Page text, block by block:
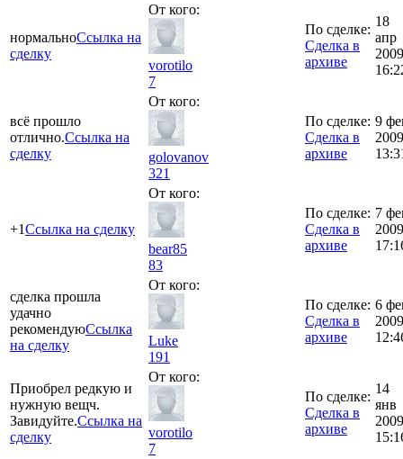
нормальноСсылка на
сделку
От кого:
vorotilo
7
По сделке:
Сделка в
архиве
18
апр
2009
всё прошло
отлично.Ссылка на
сделку
От кого:
golovanov
321
По сделке:
Сделка в
архиве
9
2009
+1Ссылка на сделку
От кого:
bear85
83
По сделке:
Сделка в
архиве
7
2009
сделка прошла
удачно
рекомендуюСсылка
на сделку
От кого:
Luke
191
По сделке:
Сделка в
архиве
6
2009
Приобрел редкую и
нужную вещч.
Завидуйте.Ссылка на
сделку
От кого:
vorotilo
7
По сделке:
Сделка в
архиве
14
янв
2009